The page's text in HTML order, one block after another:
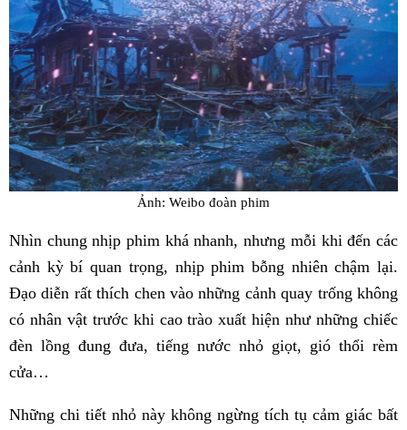
Ảnh: Weibo đoàn phim
Nhìn chung nhịp phim khá nhanh, nhưng mỗi khi đến các
cảnh kỳ bí quan trọng, nhịp phim bỗng nhiên chậm lại.
Đạo diễn rất thích chen vào những cảnh quay trống không
có nhân vật trước khi cao trào xuất hiện như những chiếc
đèn lồng đung đưa, tiếng nước nhỏ giọt, gió thổi rèm
cửa…
Những chi tiết nhỏ này không ngừng tích tụ cảm giác bất